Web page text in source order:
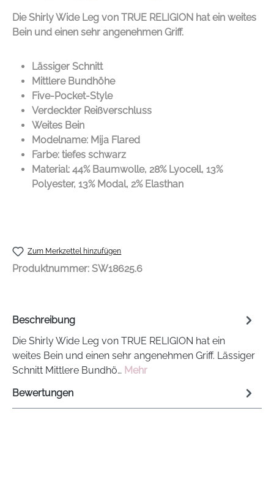
Die Shirly Wide Leg von TRUE RELIGION hat ein weites
Bein und einen sehr angenehmen Griff.
Lässiger Schnitt
Mittlere Bundhöhe
Five-Pocket-Style
Verdeckter Reißverschluss
Weites Bein
Modelname: Mija Flared
Farbe: tiefes schwarz
Material: 44% Baumwolle, 28% Lyocell, 13%
Polyester, 13% Modal, 2% Elasthan
Zum Merkzettel hinzufügen
Produktnummer: SW18625.6
Beschreibung
Die Shirly Wide Leg von TRUE RELIGION hat ein
weites Bein und einen sehr angenehmen Griff. Lässiger
Schnitt Mittlere Bundhö… Mehr
Bewertungen